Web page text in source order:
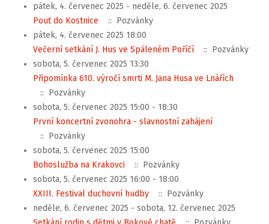
pátek, 4. červenec 2025 - neděle, 6. červenec 2025
Pouť do Kostnice
:: Pozvánky
pátek, 4. červenec 2025 18:00
Večerní setkání J. Hus ve Spáleném Poříčí
:: Pozvánky
sobota, 5. červenec 2025 13:30
Připomínka 610. výročí smrti M. Jana Husa ve Lnářích
:: Pozvánky
sobota, 5. červenec 2025 15:00 - 18:30
První koncertní zvonohra - slavnostní zahájení
:: Pozvánky
sobota, 5. červenec 2025 15:00
Bohoslužba na Krakovci
:: Pozvánky
sobota, 5. červenec 2025 16:00 - 18:00
XXIII. Festival duchovní hudby
:: Pozvánky
neděle, 6. červenec 2025 - sobota, 12. červenec 2025